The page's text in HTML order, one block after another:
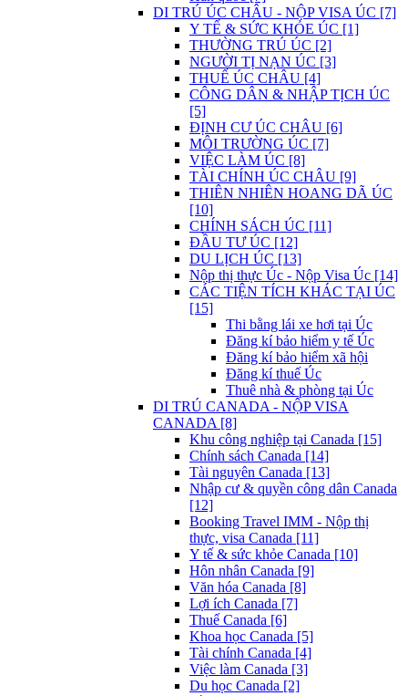
DI TRÚ ÚC CHÂU - NỘP VISA ÚC [7]
Y TẾ & SỨC KHỎE ÚC [1]
THƯỜNG TRÚ ÚC [2]
NGƯỜI TỊ NẠN ÚC [3]
THUẾ ÚC CHÂU [4]
CÔNG DÂN & NHẬP TỊCH ÚC
[5]
ĐỊNH CƯ ÚC CHÂU [6]
MÔI TRƯỜNG ÚC [7]
VIỆC LÀM ÚC [8]
TÀI CHÍNH ÚC CHÂU [9]
THIÊN NHIÊN HOANG DÃ ÚC
[10]
CHÍNH SÁCH ÚC [11]
ĐẦU TƯ ÚC [12]
DU LỊCH ÚC [13]
Nộp thị thực Úc - Nộp Visa Úc [14]
CÁC TIỆN TÍCH KHÁC TẠI ÚC
[15]
Thi bằng lái xe hơi tại Úc
Đăng kí bảo hiểm y tế Úc
Đăng kí bảo hiểm xã hội
Đăng kí thuế Úc
Thuê nhà & phòng tại Úc
DI TRÚ CANADA - NỘP VISA
CANADA [8]
Khu công nghiệp tại Canada [15]
Chính sách Canada [14]
Tài nguyên Canada [13]
Nhập cư & quyền công dân Canada
[12]
Booking Travel IMM - Nộp thị
thực, visa Canada [11]
Y tế & sức khỏe Canada [10]
Hôn nhân Canada [9]
Văn hóa Canada [8]
Lợi ích Canada [7]
Thuế Canada [6]
Khoa học Canada [5]
Tài chính Canada [4]
Việc làm Canada [3]
Du học Canada [2]